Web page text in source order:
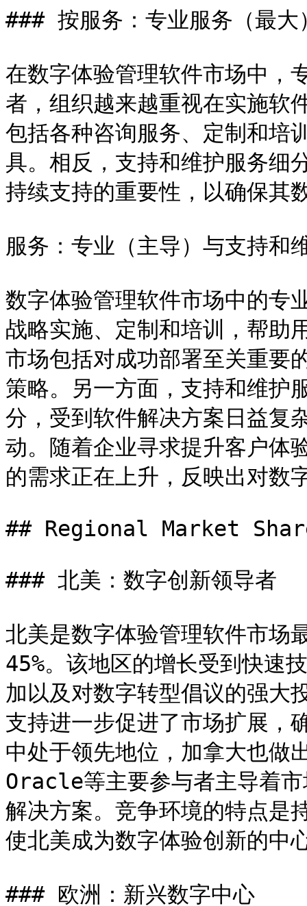
### 按服务：专业服务（最大
在数字体验管理软件市场中，
者，组织越来越重视在实施软
包括各种咨询服务、定制和培
具。相反，支持和维护服务细
持续支持的重要性，以确保其
服务：专业（主导）与支持和
数字体验管理软件市场中的专
战略实施、定制和培训，帮助
市场包括对成功部署至关重要
策略。另一方面，支持和维护
分，受到软件解决方案日益复
动。随着企业寻求提升客户体
的需求正在上升，反映出对数
## Regional Market
### 北美：数字创新领导者
北美是数字体验管理软件市场
45%。该地区的增长受到快速
加以及对数字转型倡议的强大
支持进一步促进了市场扩展，
中处于领先地位，加拿大也
Oracle等主要参与者主导着
解决方案。竞争环境的特点是
使北美成为数字体验创新的中
### 欧洲：新兴数字中心